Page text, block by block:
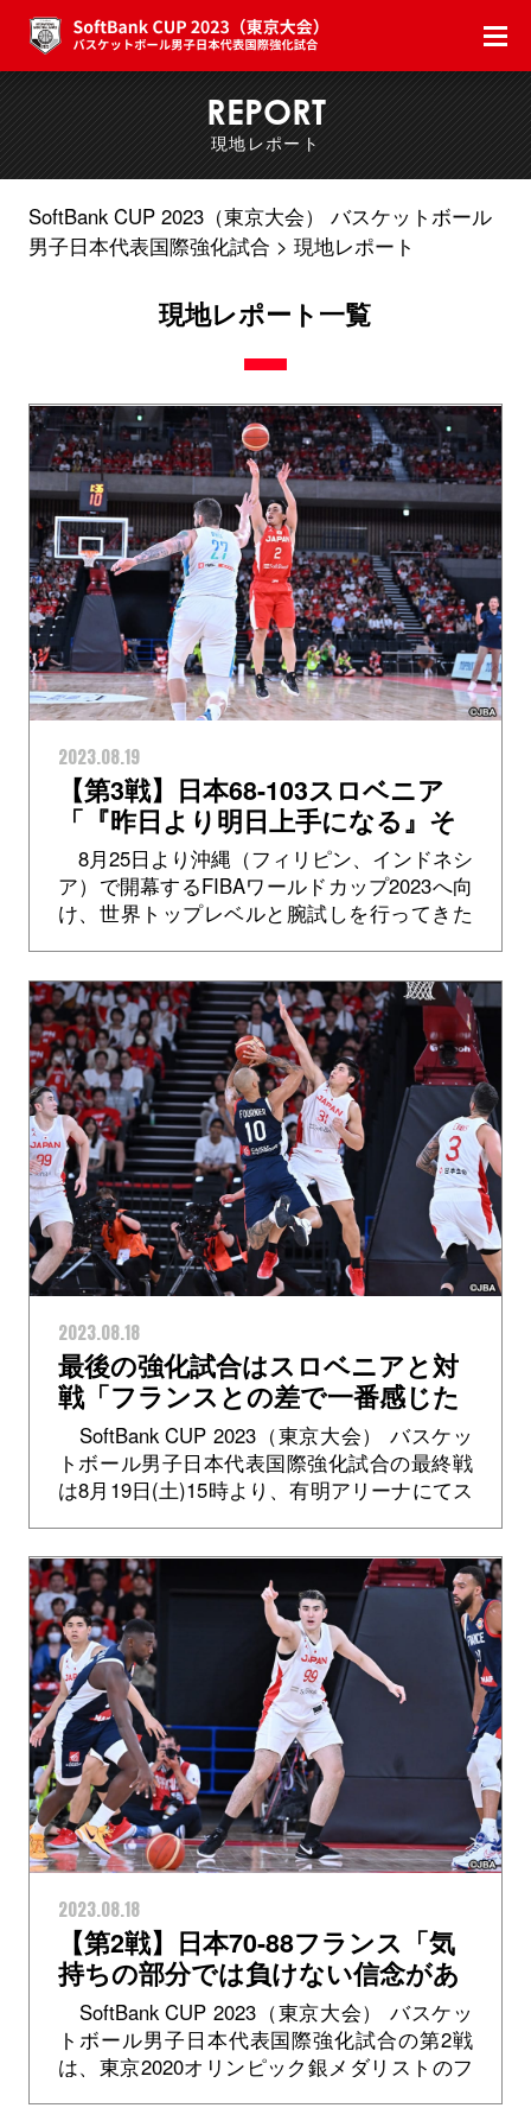
REPORT
現地レポート
SoftBank CUP 2023（東京大会） バスケットボール
男子日本代表国際強化試合
現地レポート
現地レポート一覧
2023.08.19
【第3戦】日本68-103スロベニア
「『昨日より明日上手になる』そ
れを繰り返していくだけ」富樫勇
樹選手
8月25日より沖縄（フィリピン、インドネシ
ア）で開幕するFIBAワールドカップ2023へ向
け、世界トップレベルと腕試しを行ってきた
2023.08.18
最後の強化試合はスロベニアと対
戦「フランスとの差で一番感じた
のは判断力の良さ」原修太選手
SoftBank CUP 2023（東京大会） バスケッ
トボール男子日本代表国際強化試合の最終戦
は8月19日(土)15時より、有明アリーナにてス
2023.08.18
【第2戦】日本70-88フランス「気
持ちの部分では負けない信念があ
る」川真田紘也選手
SoftBank CUP 2023（東京大会） バスケッ
トボール男子日本代表国際強化試合の第2戦
は、東京2020オリンピック銀メダリストのフ